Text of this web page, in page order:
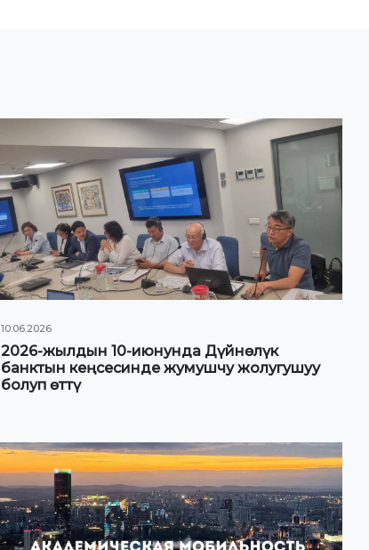
10.06.2026
2026-жылдын 10-июнунда Дүйнөлүк
банктын кеңсесинде жумушчу жолугушуу
болуп өттү